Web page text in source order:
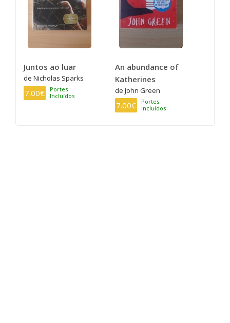
Juntos ao luar
de Nicholas Sparks
7.00€
Portes
Incluídos
An abundance of
Katherines
de John Green
7.00€
Portes
Incluídos